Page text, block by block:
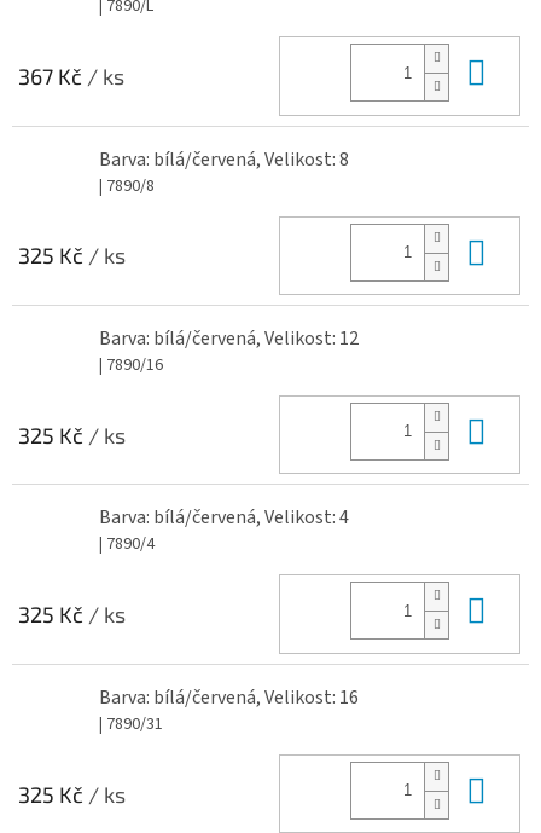
| 7890/L
367 Kč / ks
Barva: bílá/červená, Velikost: 8
| 7890/8
325 Kč / ks
Barva: bílá/červená, Velikost: 12
| 7890/16
325 Kč / ks
Barva: bílá/červená, Velikost: 4
| 7890/4
325 Kč / ks
Barva: bílá/červená, Velikost: 16
| 7890/31
325 Kč / ks